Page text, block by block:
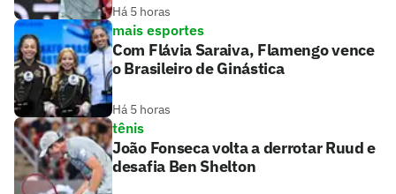
Há 5 horas
mais esportes
Com Flávia Saraiva, Flamengo vence
o Brasileiro de Ginástica
Há 5 horas
tênis
João Fonseca volta a derrotar Ruud e
desafia Ben Shelton